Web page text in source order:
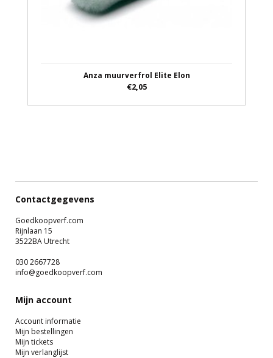
Anza muurverfrol Elite Elon
€2,05
Contactgegevens
Goedkoopverf.com
Rijnlaan 15
3522BA Utrecht
030 2667728
info@goedkoopverf.com
Mijn account
Account informatie
Mijn bestellingen
Mijn tickets
Mijn verlanglijst